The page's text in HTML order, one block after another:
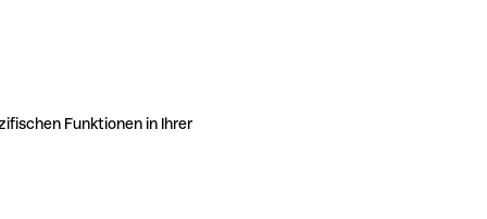
Funktionen in Ihrer